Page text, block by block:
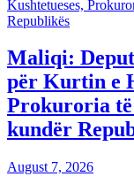
Maliqi:
për Kurtin e
Prokuroria
kundër
August 7, 2026